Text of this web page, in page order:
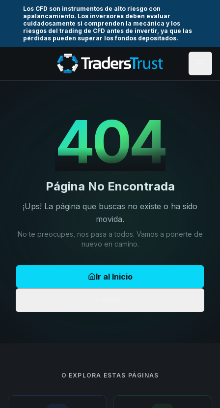
Los CFD son instrumentos de alto riesgo con
apalancamiento. Los inversores deben evaluar
cuidadosamente si comprenden la mecánica y los
riesgos del trading de CFD antes de invertir, ya que las
pérdidas pueden superar los fondos depositados.
404
Página No Encontrada
¡Ups! La página que buscas no existe o ha sido
movida.
No te preocupes, nos pasa a todos. Vamos a ponerte de
nuevo en camino.
Ir al Inicio
O EXPLORA ESTAS PÁGINAS